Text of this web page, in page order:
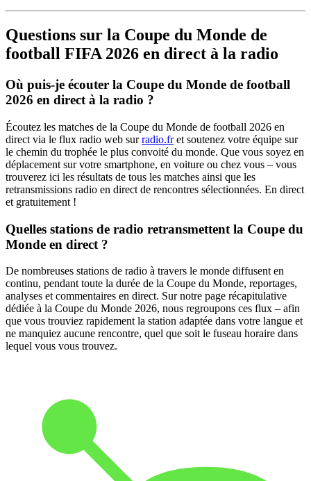
Questions sur la Coupe du Monde de
football FIFA 2026 en direct à la radio
Où puis-je écouter la Coupe du Monde de football
2026 en direct à la radio ?
Écoutez les matches de la Coupe du Monde de football 2026 en
direct via le flux radio web surradio.fret soutenez votre équipe sur
le chemin du trophée le plus convoité du monde. Que vous soyez en
déplacement sur votre smartphone, en voiture ou chez vous – vous
trouverez ici les résultats de tous les matches ainsi que les
retransmissions radio en direct de rencontres sélectionnées. En direct
et gratuitement !
Quelles stations de radio retransmettent la Coupe du
Monde en direct ?
De nombreuses stations de radio à travers le monde diffusent en
continu, pendant toute la durée de la Coupe du Monde, reportages,
analyses et commentaires en direct. Sur notre page récapitulative
dédiée à la Coupe du Monde 2026, nous regroupons ces flux – afin
que vous trouviez rapidement la station adaptée dans votre langue et
ne manquiez aucune rencontre, quel que soit le fuseau horaire dans
lequel vous vous trouvez.